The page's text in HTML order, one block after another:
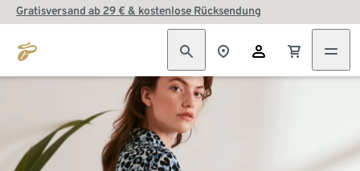
Gratisversand ab 29 € & kostenlose Rücksendung